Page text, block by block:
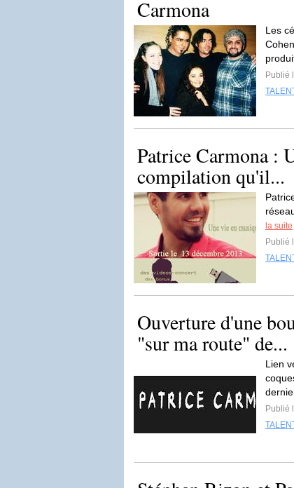
Carmona
Les
Publié
Patrice Carmona :
compilation qu'il...
la suite
Publié
Ouverture d'une
"sur ma route" de...
Lien
Publié